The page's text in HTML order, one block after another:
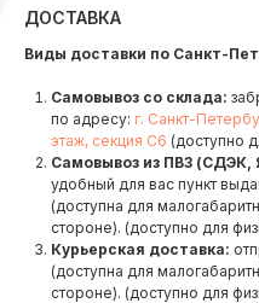
ДОСТАВКА
Виды доставки по Санкт-
Самовывоз со склада:
по адресу: г. Санкт-
этаж, секция С6 (доступно
Самовывоз из ПВЗ (СДЭК,
удобный для вас пункт
(доступна для
стороне). (доступно для
Курьерская доставка:
(доступна для
стороне). (доступно для